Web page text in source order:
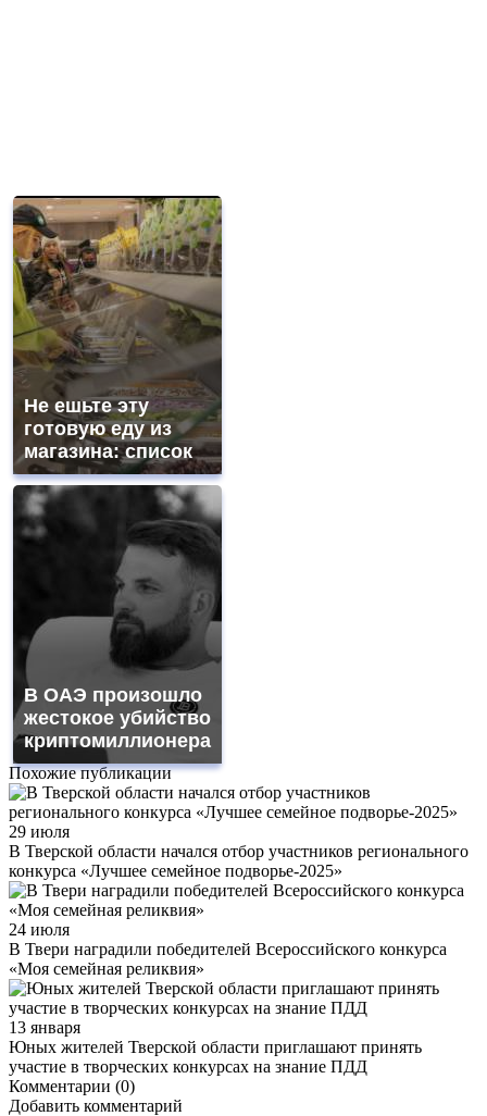
Не ешьте эту
готовую еду из
магазина: список
В ОАЭ произошло
жестокое убийство
криптомиллионера
Похожие публикации
29 июля
В Тверской области начался отбор участников регионального
конкурса «Лучшее семейное подворье-2025»
24 июля
В Твери наградили победителей Всероссийского конкурса
«Моя семейная реликвия»
13 января
Юных жителей Тверской области приглашают принять
участие в творческих конкурсах на знание ПДД
Комментарии (0)
Добавить комментарий